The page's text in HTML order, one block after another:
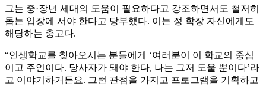
그는 중·장년 세대의 도움이 필요하다고 강조하면서도 철저히
돕는 입장에 서야 한다고 당부했다. 이는 정 학장 자신에게도
해당하는 충고다.
“인생학교를 찾아오시는 분들에게 ‘여러분이 이 학교의 중심
이고 주인이다. 당사자가 돼야 한다, 나는 그저 도울 뿐이다’라
고 이야기하거든요. 그런 관점을 가지고 프로그램을 기획하고